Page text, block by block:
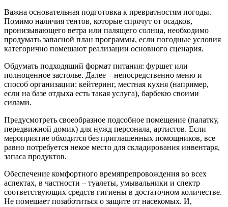
Важна основательная подготовка к превратностям погоды.
Помимо наличия тентов, которые спрячут от осадков,
пронизывающего ветра или палящего солнца, необходимо
продумать запасной план программы, если погодные условия
категорично помешают реализации основного сценария.
Обдумать подходящий формат питания: фуршет или
полноценное застолье. Далее – непосредственно меню и
способ организации: кейтеринг, местная кухня (например,
если на базе отдыха есть такая услуга), барбекю своими
силами.
Предусмотреть своеобразное подсобное помещение (палатку,
передвижной домик) для нужд персонала, артистов. Если
мероприятие обходится без приглашенных помощников, все
равно потребуется некое место для складирования инвентаря,
запаса продуктов.
Обеспечение комфортного времяпрепровождения во всех
аспектах, в частности – туалеты, умывальники и спектр
соответствующих средств гигиены в достаточном количестве.
Не помешает позаботиться о защите от насекомых. И,